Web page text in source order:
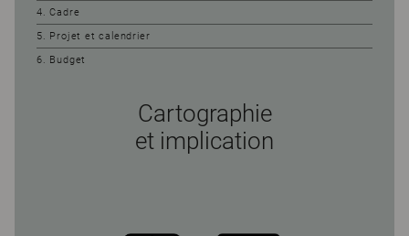
4. Cadre
5. Projet et calendrier
6. Budget
Cartographie
et implication